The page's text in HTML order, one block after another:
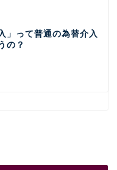
」って普通の為替介入
の？